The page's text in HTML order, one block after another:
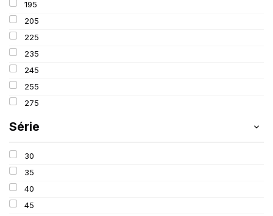
195
205
225
235
245
255
275
Série
30
35
40
45